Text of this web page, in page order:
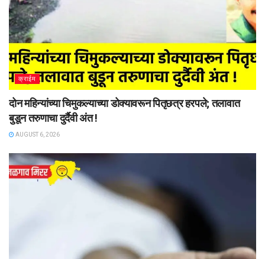
क्राईम
दोन महिन्यांच्या चिमुकल्याच्या डोक्यावरून पितृछत्र हरपले; तलावात
बुडून तरुणाचा दुर्दैवी अंत !
AUGUST 6, 2026